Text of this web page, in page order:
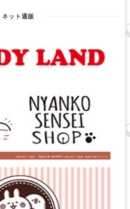
ネット通販